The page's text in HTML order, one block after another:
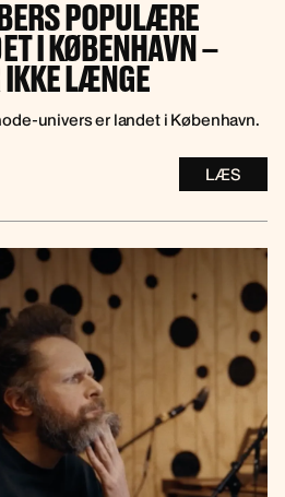
POPULÆRE
I KØBENHAVN –
IKKE LÆNGE
univers er landet i København.
LÆS